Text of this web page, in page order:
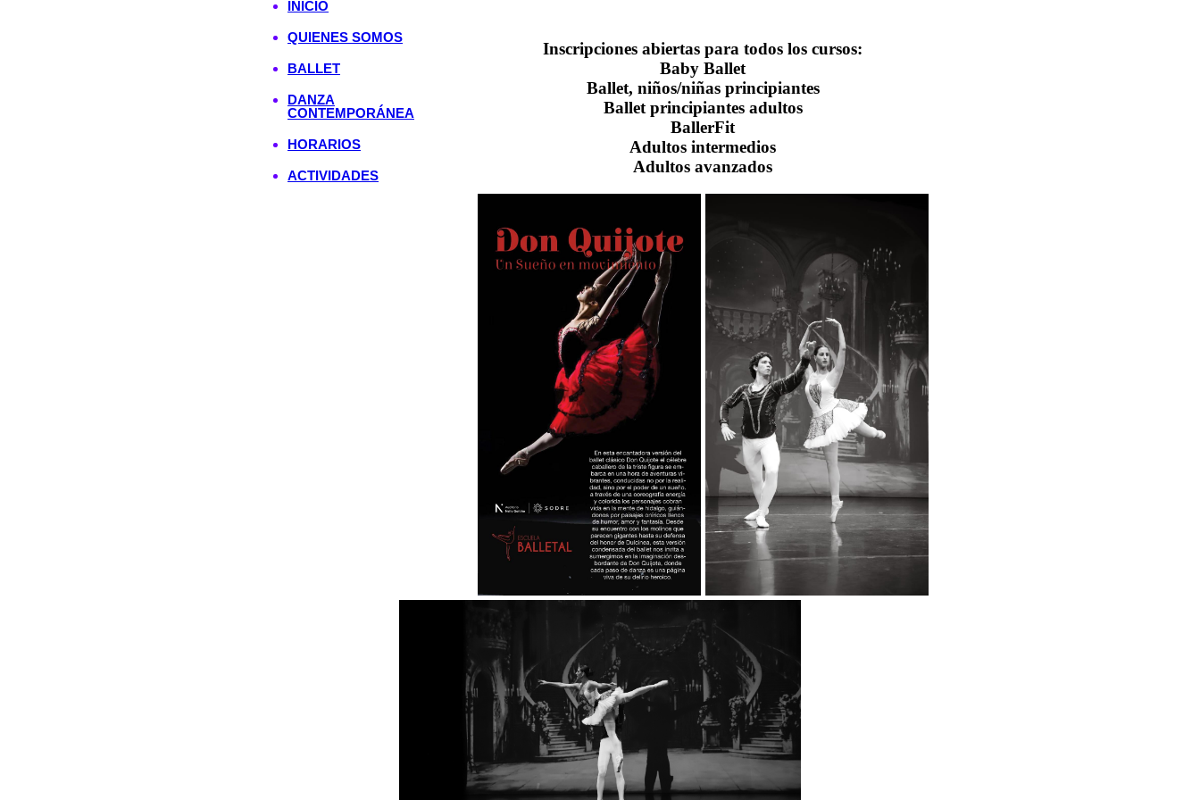
INICIO
QUIENES SOMOS
BALLET
DANZA
CONTEMPORÁNEA
HORARIOS
ACTIVIDADES
Inscripciones abiertas para todos los cursos:
Baby Ballet
Ballet, niños/niñas principiantes
Ballet principiantes adultos
BallerFit
Adultos intermedios
Adultos avanzados